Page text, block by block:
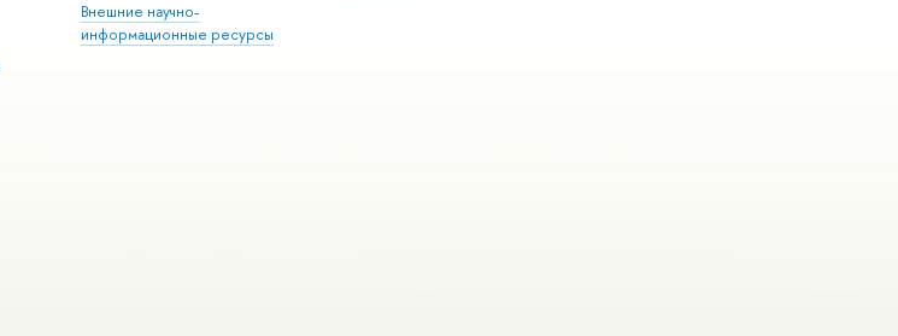
Внешние научно-
информационные ресурсы